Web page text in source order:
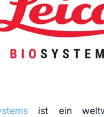
ist ein